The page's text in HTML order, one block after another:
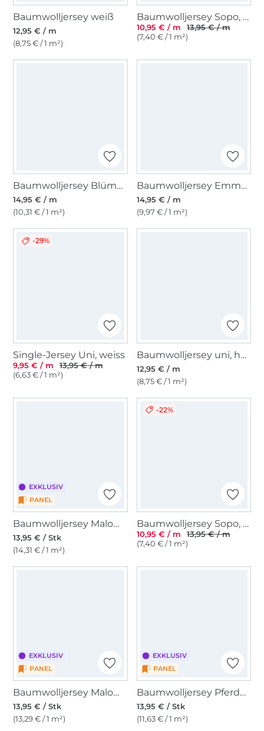
Baumwolljersey weiß
12,95 € / m
(8,75 € / 1 m²)
Baumwolljersey Sopo, violett
10,95 € / m
13,95 € / m
(7,40 € / 1 m²)
Baumwolljersey Blümchen, malve
14,95 € / m
(10,31 € / 1 m²)
Baumwolljersey Emma gestreift, altflieder
14,95 € / m
(9,97 € / 1 m²)
-29%
Single-Jersey Uni, weiss
9,95 € / m
13,95 € / m
(6,63 € / 1 m²)
Baumwolljersey uni, hellrosa
12,95 € / m
(8,75 € / 1 m²)
EXKLUSIV
PANEL
Baumwolljersey Malomi Panel Nachtdrache 150 x 65 cm
13,95 € / Stk
(14,31 € / 1 m²)
-22%
Baumwolljersey Sopo, bordeaux
10,95 € / m
13,95 € / m
(7,40 € / 1 m²)
EXKLUSIV
PANEL
Baumwolljersey Malomi Panel Drache, blau 150 x 65 cm
13,95 € / Stk
(13,29 € / 1 m²)
EXKLUSIV
PANEL
Baumwolljersey Pferdefreunde Panel Isländer 150 x 80 cm, dunkelblau
13,95 € / Stk
(11,63 € / 1 m²)